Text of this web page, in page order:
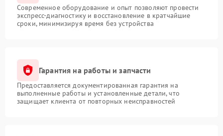
Современное оборудование и опыт позволяют провести
экспресс-диагностику и восстановление в кратчайшие
сроки, минимизируя время без устройства
Гарантия на работы и запчасти
Предоставляется документированная гарантия на
выполненные работы и установленные детали, что
защищает клиента от повторных неисправностей